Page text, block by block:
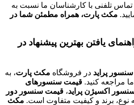
تلفنی با کارشناسان ما نسبت به
مکث پارت، همراه مطمئن شما در
یافتن بهترین پیشنهاد در
پراید در فروشگاه مکث پارت، به
مراجعه کنید. قیمت سنسورهای
اکسیژن پراید، قیمت سنسور دور
نوع، برند و کیفیت متفاوت است. مکث